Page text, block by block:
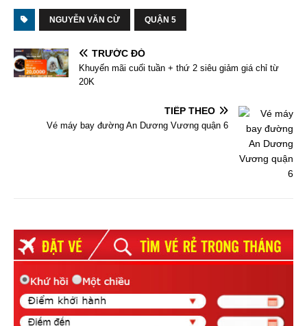
NGUYỄN VĂN CỪ QUẬN 5
TRƯỚC ĐÓ
Khuyến mãi cuối tuần + thứ 2 siêu giảm giá chỉ từ
20K
TIẾP THEO
Vé máy bay đường An Dương Vương quận 6